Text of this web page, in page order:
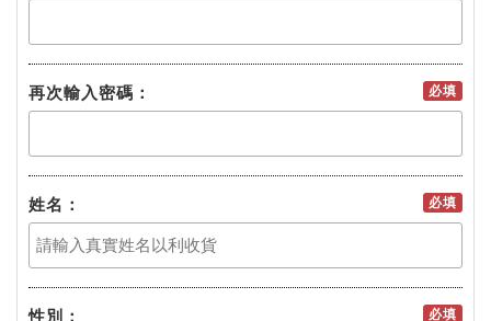
再次輸入密碼： 必填
姓名： 必填
性別： 必填